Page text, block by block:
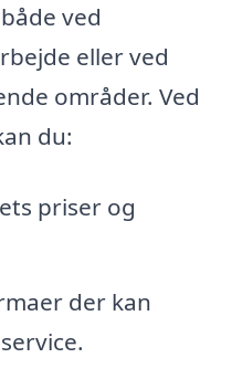
ved
eller ved
områder. Ved
du:
priser og
der kan